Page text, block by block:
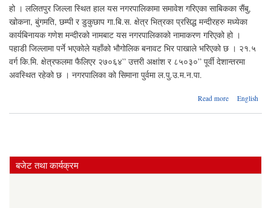
हो । ललितपुर जिल्ला स्थित हाल यस नगरपालिकामा समावेश गरिएका साबिकका सैंबु,
खोकना, बुंगमति, छम्पी र डुकुछाप गा.बि.स. क्षेत्र भित्रका प्रसिद्ध मन्दीरहरु मध्येका
कार्यबिनायक गणेश मन्दीरको नामबाट यस नगरपालिकाको नामाकरण गरिएको हो ।
पहाडी जिल्लामा पर्ने भएकोले यहाँको भौगोलिक बनावट भिर पाखाले भरिएको छ । २१.५
वर्ग कि.मि. क्षेत्रफलमा फैलिएर २७०६४” उत्तरी अक्षांश र ८५०३०” पूर्वी देशान्तरमा
अवस्थित रहेको छ । नगरपालिका को सिमाना पुर्वमा ल.पु.उ.म.न.पा.
Read more
about
English
बजेट तथा कार्यक्रम